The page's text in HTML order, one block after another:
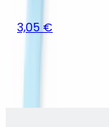
3,05 €